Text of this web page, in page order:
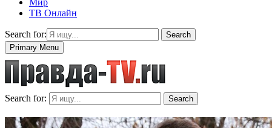
Мир
ТВ Онлайн
Search for:
Search
Primary Menu
Search for: Search